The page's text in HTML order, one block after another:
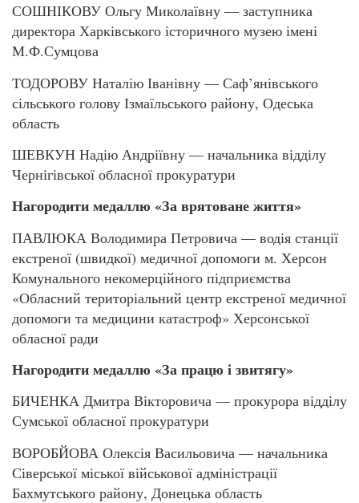
СОШНІКОВУ Ольгу Миколаївну — заступника
директора Харківського історичного музею імені
М.Ф.Сумцова
ТОДОРОВУ Наталію Іванівну — Саф’янівського
сільського голову Ізмаїльського району, Одеська
область
ШЕВКУН Надію Андріївну — начальника відділу
Чернігівської обласної прокуратури
Нагородити медаллю «За врятоване життя»
ПАВЛЮКА Володимира Петровича — водія станції
екстреної (швидкої) медичної допомоги м. Херсон
Комунального некомерційного підприємства
«Обласний територіальний центр екстреної медичної
допомоги та медицини катастроф» Херсонської
обласної ради
Нагородити медаллю «За працю і звитягу»
БИЧЕНКА Дмитра Вікторовича — прокурора відділу
Сумської обласної прокуратури
ВОРОБЙОВА Олексія Васильовича — начальника
Сіверської міської військової адміністрації
Бахмутського району, Донецька область